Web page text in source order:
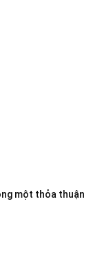
một thỏa thuận